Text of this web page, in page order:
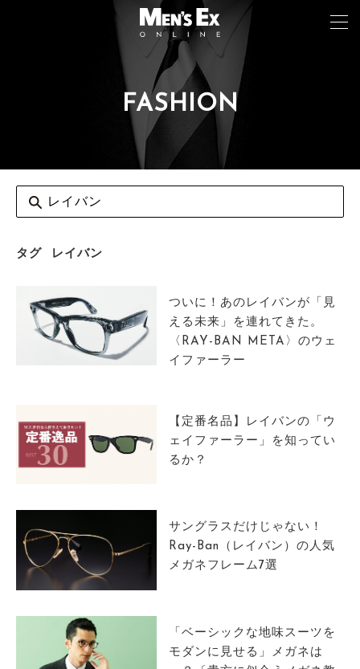
FASHION
タグ レイバン
ついに！あのレイバンが「見
える未来」を連れてきた。
〈RAY-BAN META〉のウェ
イファーラー
【定番名品】レイバンの「ウ
ェイファーラー」を知ってい
るか？
サングラスだけじゃない！
Ray-Ban（レイバン）の人気
メガネフレーム7選
「ベーシックな地味スーツを
モダンに見せる」メガネは
CAR&BIKE
LIFESTYLE
MAGAZINE
ABOUT SITE